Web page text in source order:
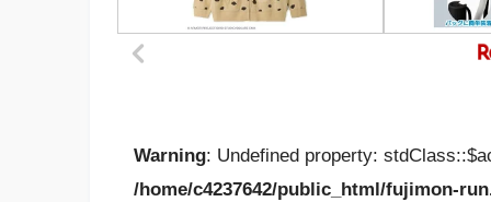
Warning: Undefined property:
/home/c4237642/public_html/fujimon-